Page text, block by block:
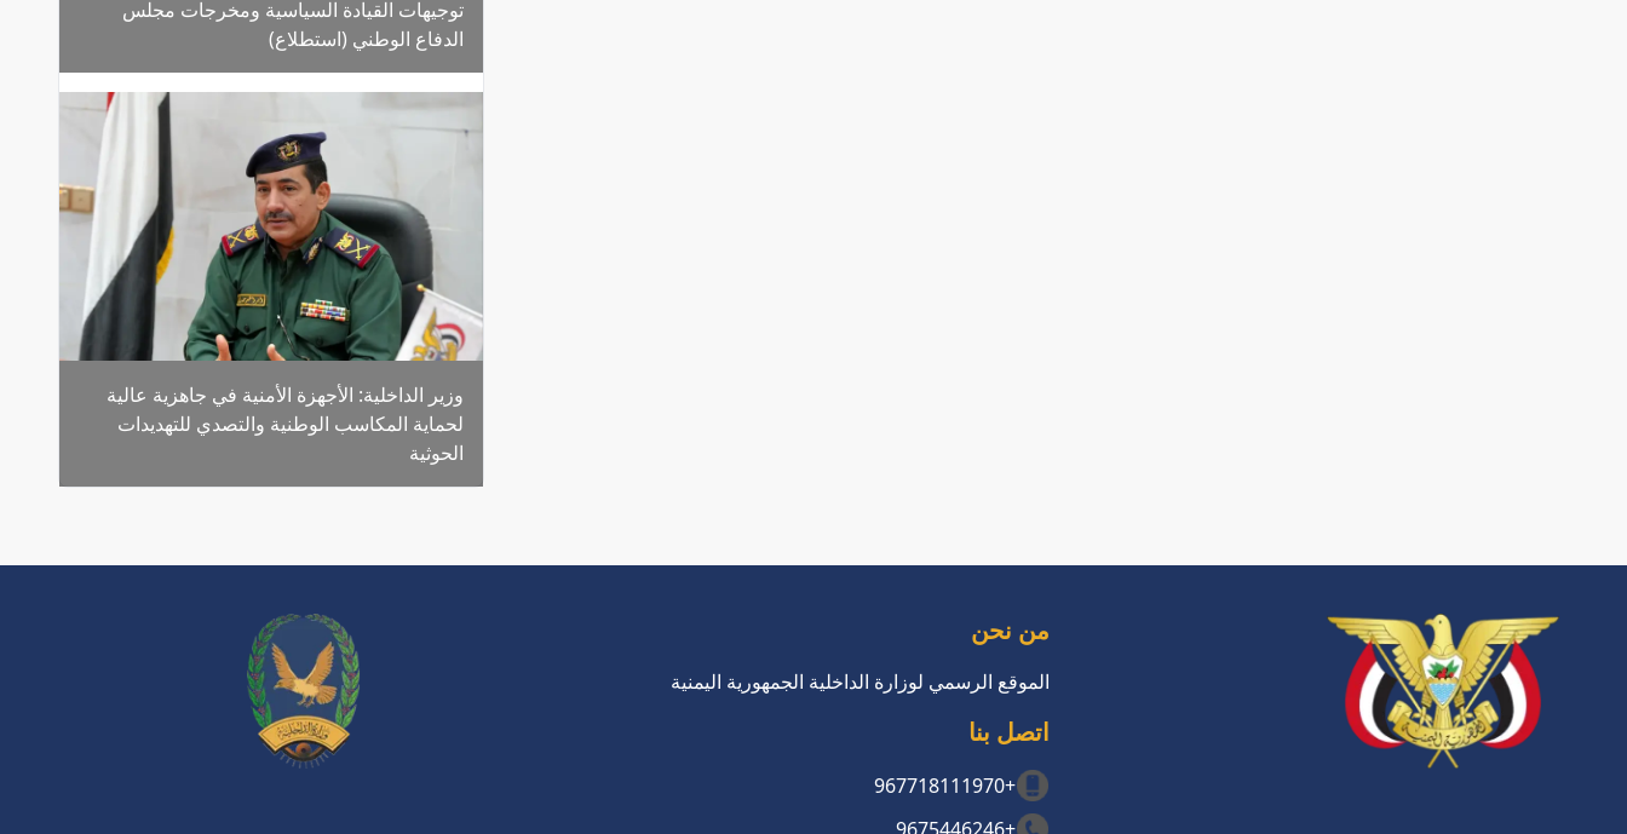
توجيهات القيادة السياسية ومخرجات مجلس
الدفاع الوطني (استطلاع)
وزير الداخلية: الأجهزة الأمنية في جاهزية عالية
لحماية المكاسب الوطنية والتصدي للتهديدات
الحوثية
من نحن
الموقع الرسمي لوزارة الداخلية الجمهورية اليمنية
اتصل بنا
+967718111970